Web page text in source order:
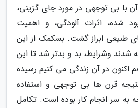
با بی توجهی در مورد جای گزینی،
شده، اثرات آلودگی، و اهمیت
طبیعی ابراز گشت. بسکمک از این
شدند وشرایط، بد و بدتر شد تا این
اکنون در آن زندگی می کنیم رسیده
قرن ها بی توجهی و استفاده
به سر انجام کار بوده است. تکامل